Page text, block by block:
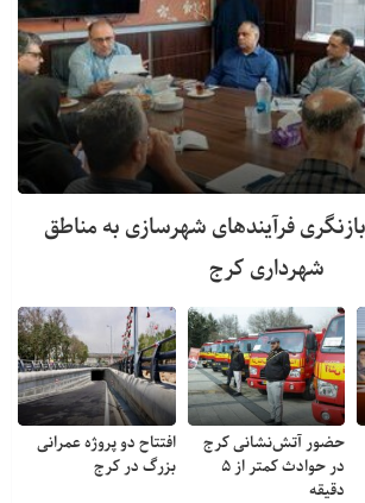
فرآیندهای شهرسازی به مناطق
شهرداری کرج
حضور آتش‌نشانی کرج
در حوادث کمتر از ۵
دقیقه
افتتاح دو پروژه عمرانی
بزرگ در کرج